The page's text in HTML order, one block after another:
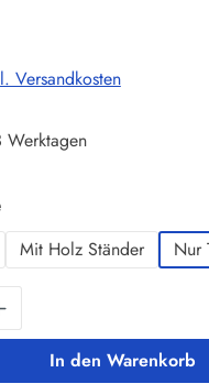
Versandkosten
Werktagen
auswählen
Mit Holz Ständer Nur
Gib den
In den Warenkorb